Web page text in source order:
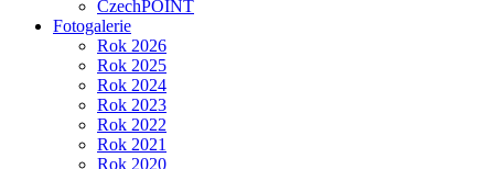
CzechPOINT
Fotogalerie
Rok 2026
Rok 2025
Rok 2024
Rok 2023
Rok 2022
Rok 2021
Rok 2020